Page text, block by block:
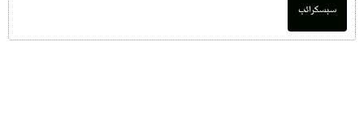
سبسکرائب